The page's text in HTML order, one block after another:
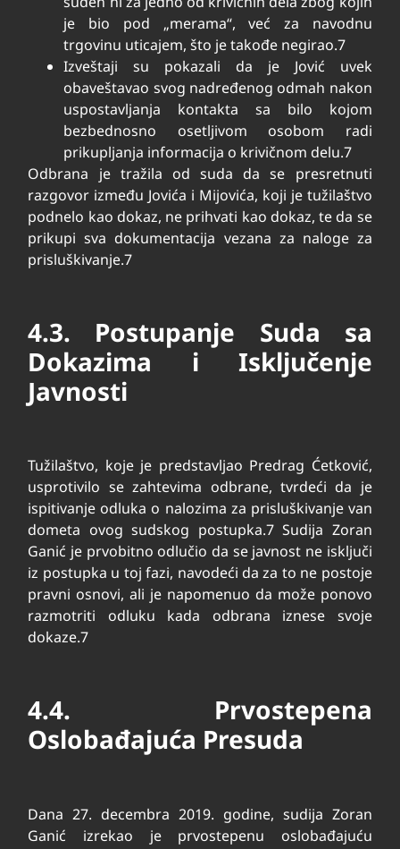
je bio pod „merama“, već za navodnu
trgovinu uticajem, što je takođe negirao.7
Izveštaji su pokazali da je Jović uvek
obaveštavao svog nadređenog odmah nakon
uspostavljanja kontakta sa bilo kojom
bezbednosno osetljivom osobom radi
prikupljanja informacija o krivičnom delu.7
Odbrana je tražila od suda da se presretnuti
razgovor između Jovića i Mijovića, koji je tužilaštvo
podnelo kao dokaz, ne prihvati kao dokaz, te da se
prikupi sva dokumentacija vezana za naloge za
prisluškivanje.7
4.3. Postupanje Suda sa
Dokazima i Isključenje
Javnosti
Tužilaštvo, koje je predstavljao Predrag Ćetković,
usprotivilo se zahtevima odbrane, tvrdeći da je
ispitivanje odluka o nalozima za prisluškivanje van
dometa ovog sudskog postupka.7Sudija Zoran
Ganić je prvobitno odlučio da se javnost ne isključi
iz postupka u toj fazi, navodeći da za to ne postoje
pravni osnovi, ali je napomenuo da može ponovo
razmotriti odluku kada odbrana iznese svoje
dokaze.7
4.4. Prvostepena
Oslobađajuća Presuda
Dana 27. decembra 2019. godine, sudija Zoran
Ganić izrekao je prvostepenu oslobađajuću